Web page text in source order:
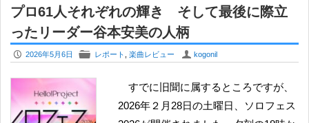
プロ61人それぞれの輝き そして最後に際立
ったリーダー谷本安美の人柄
P 2026年5月6日 F レポート 楽曲レビュー U kogonil
すでに旧聞に属するところですが、
2026年２月28日の土曜日、ソロフェス